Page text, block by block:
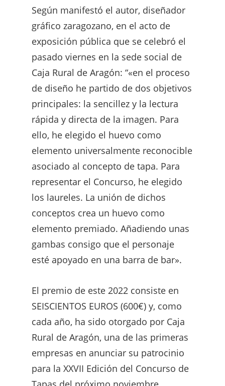
Según manifestó el autor, diseñador
gráfico zaragozano, en el acto de
exposición pública que se celebró el
pasado viernes en la sede social de
Caja Rural de Aragón: “«en el proceso
de diseño he partido de dos objetivos
principales: la sencillez y la lectura
rápida y directa de la imagen. Para
ello, he elegido el huevo como
elemento universalmente reconocible
asociado al concepto de tapa. Para
representar el Concurso, he elegido
los laureles. La unión de dichos
conceptos crea un huevo como
elemento premiado. Añadiendo unas
gambas consigo que el personaje
esté apoyado en una barra de bar».
El premio de este 2022 consiste en
SEISCIENTOS EUROS (600€) y, como
cada año, ha sido otorgado por Caja
Rural de Aragón, una de las primeras
empresas en anunciar su patrocinio
para la XXVII Edición del Concurso de